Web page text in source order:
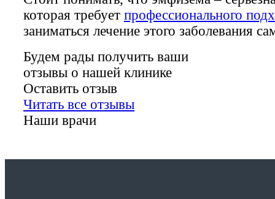
которая требует профессионального
заниматься лечение этого заболевания
Будем рады получить ваши
отзывы о нашей клинике
Оставить отзыв
Читать все отзывы
Наши врачи